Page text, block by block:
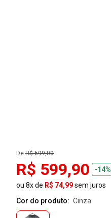
De:R$ 699,00
R$ 599,90
-14%
ou 8x de R$ 74,99sem juros
Cor do produto:
cinza